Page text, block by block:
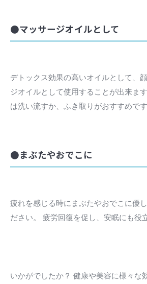
●マッサージオイルとして
デトックス効果の高いオイルとして、
ジオイルとして使用することが出来ま
は洗い流すか、ふき取りがおすすめです
●まぶたやおでこに
疲れを感じる時にまぶたやおでこに優
ださい。 疲労回復を促し、安眠にも役
いかがでしたか？ 健康や美容に様々な